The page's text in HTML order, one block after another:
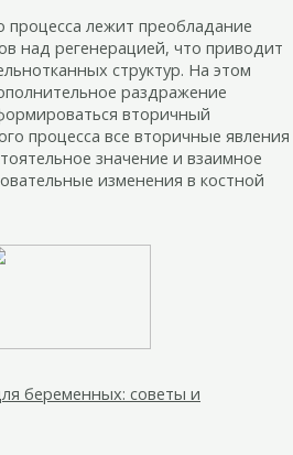
процесса лежит преобладание
над регенерацией, что приводит
структур. На этом
раздражение
вторичный
процесса все вторичные явления
значение и взаимное
изменения в костной
беременных: советы и